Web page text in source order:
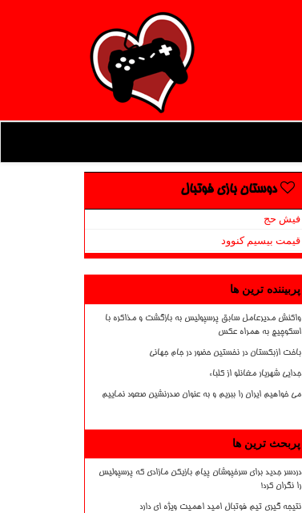
دوستان بازی فوتبال
فیش حج
قیمت بیسیم کنوود
پربیننده ترین ها
واکنش مدیرعامل سابق پرسپولیس به بازگشت و مذاکره با
اسکوچیچ به همراه عکس
باخت ازبکستان در نخستین حضور در جام جهانی
جدایی شهریار مغانلو از کلباء
می خواهیم ایران را ببریم و به عنوان صدرنشین صعود نماییم
پربحث ترین ها
دردسر جدید برای سرخپوشان پیام بازیکن مازادی که پرسپولیس
را نگران کرد!
نتیجه گیری تیم فوتبال امید اهمیت ویژه ای دارد